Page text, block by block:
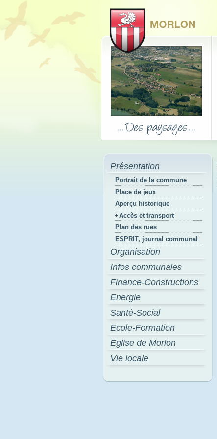
Présentation
Portrait de la commune
Place de jeux
Aperçu historique
Accès et transport
Plan des rues
ESPRIT, journal communal
Organisation
Infos communales
Finance-Constructions
Energie
Santé-Social
Ecole-Formation
Eglise de Morlon
Vie locale